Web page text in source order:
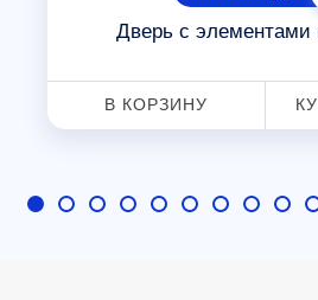
Дверь с элементами
В КОРЗИНУ